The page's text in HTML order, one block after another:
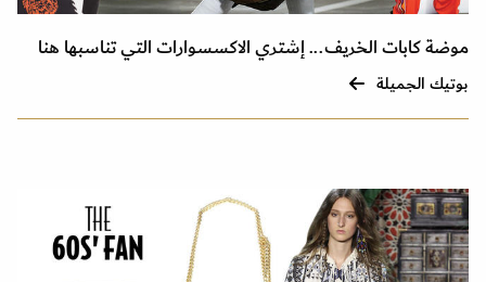
موضة كابات الخريف... إشتري الاكسسوارات التي تناسبها هنا
بوتيك الجميلة